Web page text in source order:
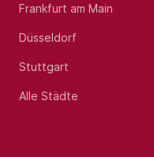
Frankfurt am Main
Düsseldorf
Stuttgart
Alle Städte